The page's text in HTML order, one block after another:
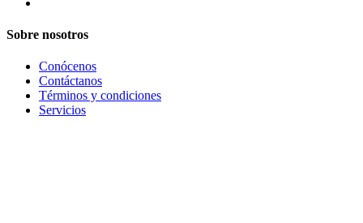
Sobre nosotros
Conócenos
Contáctanos
Términos y condiciones
Servicios